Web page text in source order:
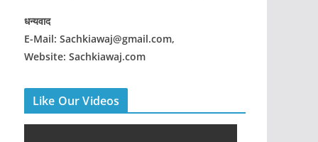
धन्यवाद
E-Mail: Sachkiawaj@gmail.com,
Website: Sachkiawaj.com
Like Our Videos